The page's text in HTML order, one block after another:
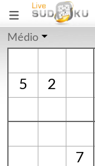
Médio
5
2
7